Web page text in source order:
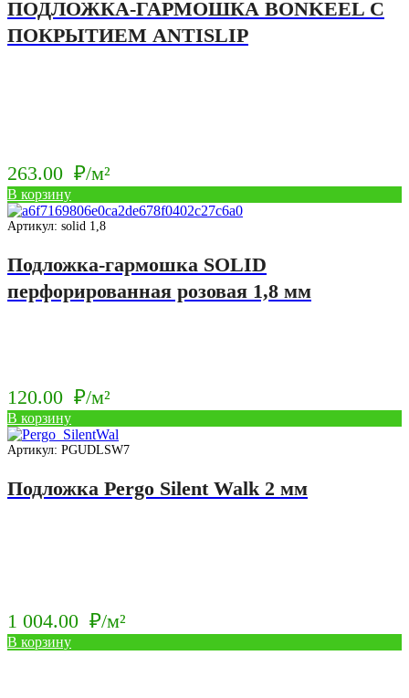
ПОДЛОЖКА-ГАРМОШКА BONKEEL С
ПОКРЫТИЕМ ANTISLIP
263.00 ₽/м²
В корзину
Артикул: solid 1,8
Подложка-гармошка SOLID
перфорированная розовая 1,8 мм
120.00 ₽/м²
В корзину
Артикул: PGUDLSW7
Подложка Pergo Silent Walk 2 мм
1 004.00 ₽/м²
В корзину